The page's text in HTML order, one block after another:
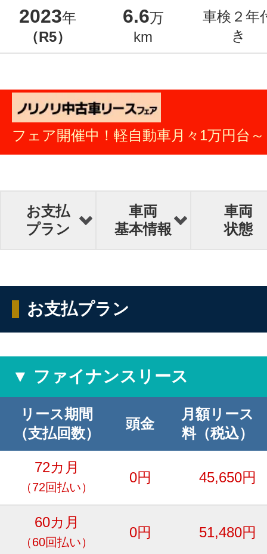
2023年
（R5）
6.6万
km
車検２年
き
フェア開催中！軽自動車月々1万円台～
お支払
プラン
車両
基本情報
車両
状態
お支払プラン
▼ ファイナンスリース
リース期間
（支払回数）
頭金
月額リース
料（税込）
72カ月
（72回払い）
0円 45,650円
60カ月
（60回払い）
0円 51,480円